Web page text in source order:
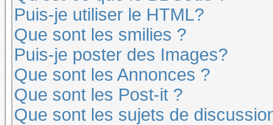
Puis-je utiliser le HTML?
Que sont les smilies ?
Puis-je poster des Images?
Que sont les Annonces ?
Que sont les Post-it ?
Que sont les sujets de